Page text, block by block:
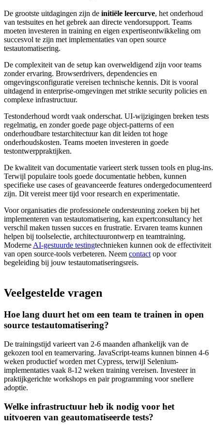
De grootste uitdagingen zijn de initiële leercurve, het onderhoud
van testsuites en het gebrek aan directe vendorsupport. Teams
moeten investeren in training en eigen expertiseontwikkeling om
succesvol te zijn met implementaties van open source
testautomatisering.
De complexiteit van de setup kan overweldigend zijn voor teams
zonder ervaring. Browserdrivers, dependencies en
omgevingsconfiguratie vereisen technische kennis. Dit is vooral
uitdagend in enterprise-omgevingen met strikte security policies en
complexe infrastructuur.
Testonderhoud wordt vaak onderschat. UI-wijzigingen breken tests
regelmatig, en zonder goede page object-patterns of een
onderhoudbare testarchitectuur kan dit leiden tot hoge
onderhoudskosten. Teams moeten investeren in goede
testontwerppraktijken.
De kwaliteit van documentatie varieert sterk tussen tools en plug-ins.
Terwijl populaire tools goede documentatie hebben, kunnen
specifieke use cases of geavanceerde features ondergedocumenteerd
zijn. Dit vereist meer tijd voor research en experimentatie.
Voor organisaties die professionele ondersteuning zoeken bij het
implementeren van testautomatisering, kan expertconsultancy het
verschil maken tussen succes en frustratie. Ervaren teams kunnen
helpen bij toolselectie, architectuurontwerp en teamtraining.
Moderne AI-gestuurde testingtechnieken kunnen ook de effectiviteit
van open source-tools verbeteren. Neem contact op voor
begeleiding bij jouw testautomatiseringsreis.
Veelgestelde vragen
Hoe lang duurt het om een team te trainen in open
source testautomatisering?
De trainingstijd varieert van 2-6 maanden afhankelijk van de
gekozen tool en teamervaring. JavaScript-teams kunnen binnen 4-6
weken productief worden met Cypress, terwijl Selenium-
implementaties vaak 8-12 weken training vereisen. Investeer in
praktijkgerichte workshops en pair programming voor snellere
adoptie.
Welke infrastructuur heb ik nodig voor het
uitvoeren van geautomatiseerde tests?